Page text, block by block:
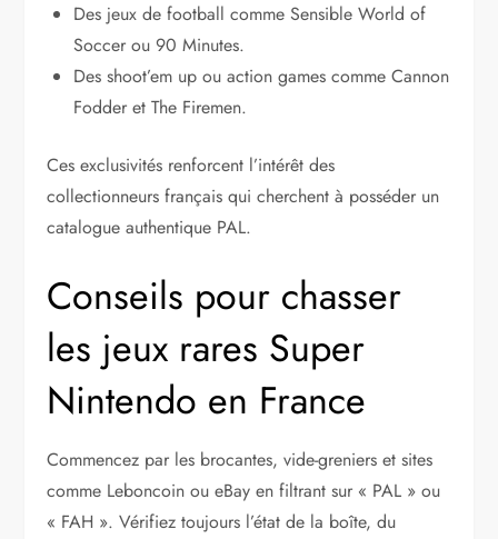
Des jeux de football comme Sensible World of
Soccer ou 90 Minutes.
Des shoot’em up ou action games comme Cannon
Fodder et The Firemen.
Ces exclusivités renforcent l’intérêt des
collectionneurs français qui cherchent à posséder un
catalogue authentique PAL.
Conseils pour chasser
les jeux rares Super
Nintendo en France
Commencez par les brocantes, vide-greniers et sites
comme Leboncoin ou eBay en filtrant sur « PAL » ou
« FAH ». Vérifiez toujours l’état de la boîte, du